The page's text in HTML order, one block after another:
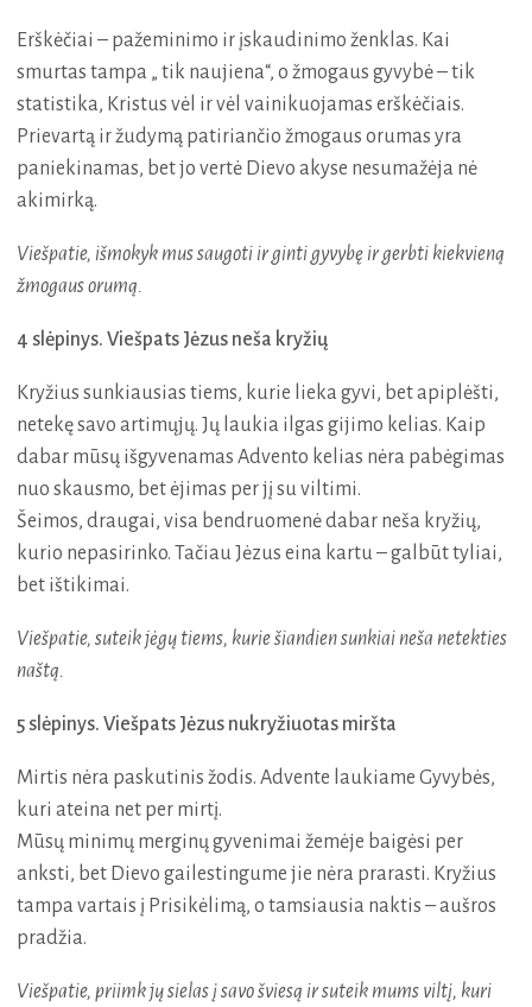
Erškėčiai – pažeminimo ir įskaudinimo ženklas. Kai
smurtas tampa „ tik naujiena“, o žmogaus gyvybė – tik
statistika, Kristus vėl ir vėl vainikuojamas erškėčiais.
Prievartą ir žudymą patiriančio žmogaus orumas yra
paniekinamas, bet jo vertė Dievo akyse nesumažėja nė
akimirką.
Viešpatie, išmokyk mus saugoti ir ginti gyvybę ir gerbti kiekvieną
žmogaus orumą.
4 slėpinys. Viešpats Jėzus neša kryžių
Kryžius sunkiausias tiems, kurie lieka gyvi, bet apiplėšti,
netekę savo artimųjų. Jų laukia ilgas gijimo kelias. Kaip
dabar mūsų išgyvenamas Advento kelias nėra pabėgimas
nuo skausmo, bet ėjimas per jį su viltimi.
Šeimos, draugai, visa bendruomenė dabar neša kryžių,
kurio nepasirinko. Tačiau Jėzus eina kartu – galbūt tyliai,
bet ištikimai.
Viešpatie, suteik jėgų tiems, kurie šiandien sunkiai neša netekties
naštą.
5 slėpinys. Viešpats Jėzus nukryžiuotas miršta
Mirtis nėra paskutinis žodis. Advente laukiame Gyvybės,
kuri ateina net per mirtį.
Mūsų minimų merginų gyvenimai žemėje baigėsi per
anksti, bet Dievo gailestingume jie nėra prarasti. Kryžius
tampa vartais į Prisikėlimą, o tamsiausia naktis – aušros
pradžia.
Viešpatie, priimk jų sielas į savo šviesą ir suteik mums viltį, kuri